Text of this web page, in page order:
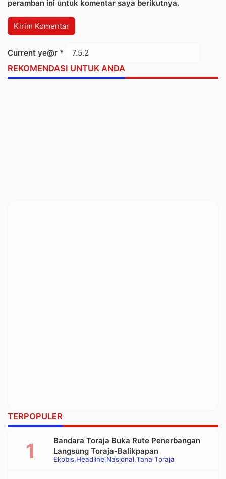
peramban ini untuk komentar saya berikutnya.
Current ye@r *
REKOMENDASI UNTUK ANDA
TERPOPULER
Ekobis Headline Nasional Tana Toraja
Bandara Toraja Buka Rute Penerbangan
Langsung Toraja-Balikpapan